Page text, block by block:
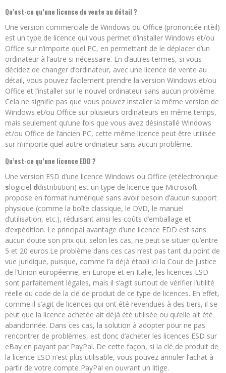
Qu’est-ce qu’une licence de vente au détail ?
Une version commerciale de Windows ou Office (prononcée ritèil)
est un type de licence qui vous permet d’installer Windows et/ou
Office sur n’importe quel PC, en permettant de le déplacer d’un
ordinateur à l’autre si nécessaire. En d’autres termes, si vous
décidez de changer d’ordinateur, avec une licence de vente au
détail, vous pouvez facilement prendre la version Windows et/ou
Office et l’installer sur le nouvel ordinateur sans aucun problème.
Cela ne signifie pas que vous pouvez installer la même version de
Windows et/ou Office sur plusieurs ordinateurs en même temps,
mais seulement qu’une fois que vous avez désinstallé Windows
et/ou Office de l’ancien PC, cette même licence peut être utilisée
sur n’importe quel autre ordinateur sans aucun problème.
Qu’est-ce qu’une licence EDD ?
Une version ESD d’une licence Windows ou Office (etélectronique
slogiciel ddistribution) est un type de licence que Microsoft
propose en format numérique sans avoir besoin d’aucun support
physique (comme la boîte classique, le DVD, le manuel
d’utilisation, etc.), réduisant ainsi les coûts d’emballage et
d’expédition. Le principal avantage d’une licence EDD est sans
aucun doute son prix qui, selon les cas, ne peut se situer qu’entre
5 et 20 euros.Le problème dans ces cas n’est pas tant du point de
vue juridique, puisque, comme l’a déjà établi ici la Cour de justice
de l’Union européenne, en Europe et en Italie, les licences ESD
sont parfaitement légales, mais il s’agit surtout de vérifier l’utilité
réelle du code de la clé de produit de ce type de licences. En effet,
comme il s’agit de licences qui ont été revendues à des tiers, il se
peut que la licence achetée ait déjà été utilisée ou qu’elle ait été
abandonnée. Dans ces cas, la solution à adopter pour ne pas
rencontrer de problèmes, est donc d’acheter les licences ESD sur
eBay en payant par PayPal. De cette façon, si la clé de produit de
la licence ESD n’est plus utilisable, vous pouvez annuler l’achat à
partir de votre compte PayPal en ouvrant un litige.